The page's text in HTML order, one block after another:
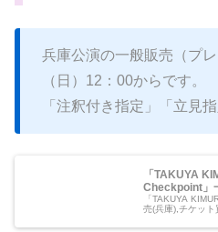
兵庫公演の一般販売（プ
（日）12：00からです。
「注釈付き指定」「立見
「TAKUYA
Checkpoint」
「TAKUYA
売(兵庫),チケッ